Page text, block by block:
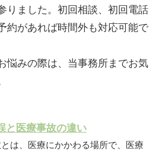
りました。初回相談、初回電話
約があれば時間外も対応可能で
悩みの際は、当事務所までお気
と医療事故の違い
は、医療にかかわる場所で、医療